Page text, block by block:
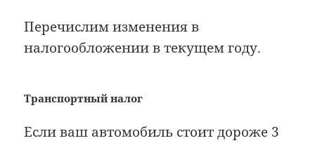
Перечислим изменения в
налогообложении в текущем году.
Транспортный налог
Если ваш автомобиль стоит дороже 3